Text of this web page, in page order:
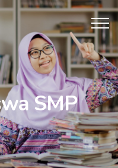
SMP